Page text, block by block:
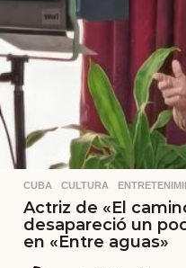
CUBA ,CULTURA ,
Actriz de «El
desapareció un
en «Entre aguas»